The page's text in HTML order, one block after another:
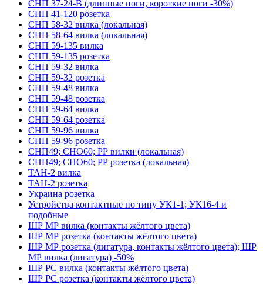
СНП 37-24-В (длинные ноги, короткие ноги -30%)
СНП 41-120 розетка
СНП 58-32 вилка (локальная)
СНП 58-64 вилка (локальная)
СНП 59-135 вилка
СНП 59-135 розетка
СНП 59-32 вилка
СНП 59-32 розетка
СНП 59-48 вилка
СНП 59-48 розетка
СНП 59-64 вилка
СНП 59-64 розетка
СНП 59-96 вилка
СНП 59-96 розетка
СНП49; СНО60; РР вилки (локальная)
СНП49; СНО60; РР розетка (локальная)
ТАН-2 вилка
ТАН-2 розетка
Украина розетка
Устройства контактные по типу УК1-1; УК16-4 и
подобные
ШР МР вилка (контакты жёлтого цвета)
ШР МР розетка (контакты жёлтого цвета)
ШР МР розетка (лигатура, контакты жёлтого цвета); ШР
МР вилка (лигатура) -50%
ШР РС вилка (контакты жёлтого цвета)
ШР РС розетка (контакты жёлтого цвета)